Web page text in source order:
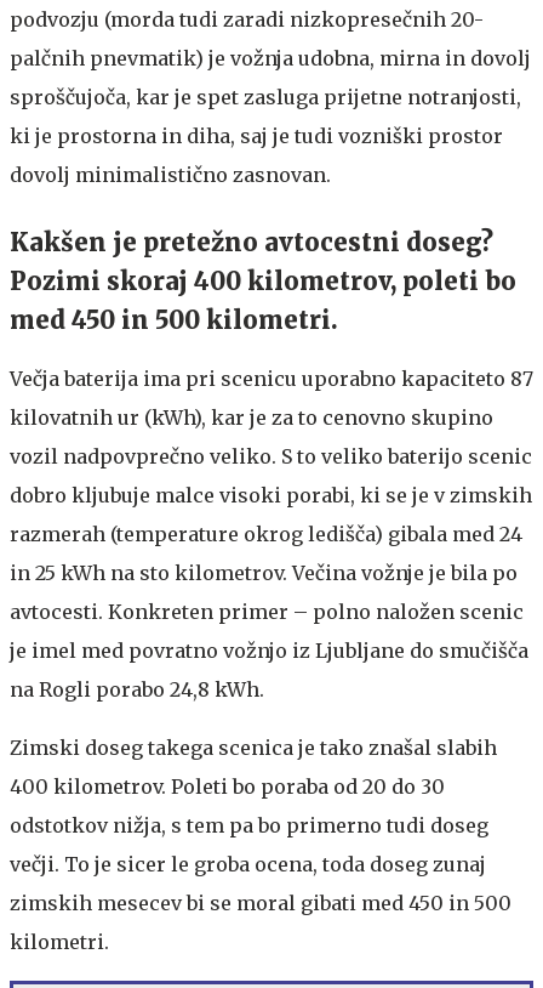
podvozju (morda tudi zaradi nizkopresečnih 20-
palčnih pnevmatik) je vožnja udobna, mirna in dovolj
sproščujoča, kar je spet zasluga prijetne notranjosti,
ki je prostorna in diha, saj je tudi vozniški prostor
dovolj minimalistično zasnovan.
Kakšen je pretežno avtocestni doseg?
Pozimi skoraj 400 kilometrov, poleti bo
med 450 in 500 kilometri.
Večja baterija ima pri scenicu uporabno kapaciteto 87
kilovatnih ur (kWh), kar je za to cenovno skupino
vozil nadpovprečno veliko. S to veliko baterijo scenic
dobro kljubuje malce visoki porabi, ki se je v zimskih
razmerah (temperature okrog ledišča) gibala med 24
in 25 kWh na sto kilometrov. Večina vožnje je bila po
avtocesti. Konkreten primer – polno naložen scenic
je imel med povratno vožnjo iz Ljubljane do smučišča
na Rogli porabo 24,8 kWh.
Zimski doseg takega scenica je tako znašal slabih
400 kilometrov. Poleti bo poraba od 20 do 30
odstotkov nižja, s tem pa bo primerno tudi doseg
večji. To je sicer le groba ocena, toda doseg zunaj
zimskih mesecev bi se moral gibati med 450 in 500
kilometri.